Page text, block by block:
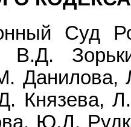
Суд
В.Д.
Князева,
Ю.Д.